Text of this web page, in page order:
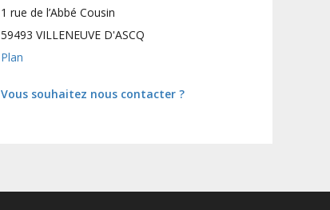
1 rue de l’Abbé Cousin
59493 VILLENEUVE D'ASCQ
Plan
Vous souhaitez nous contacter ?